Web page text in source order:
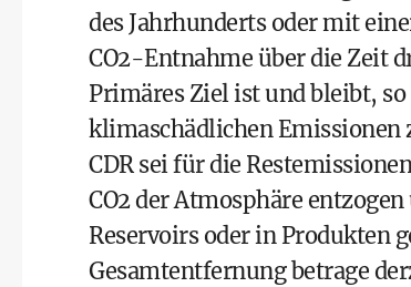
des Jahrhunderts oder mit
CO2-Entnahme über die Zeit
Primäres Ziel ist und bleibt,
klimaschädlichen Emissionen
CDR sei für die
CO2 der Atmosphäre
Reservoirs oder in Produkten
Gesamtentfernung betrage